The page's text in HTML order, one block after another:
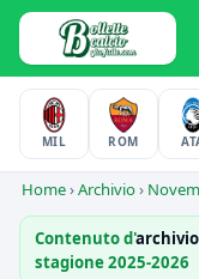
MIL ROM
Home›Archivio›
Contenuto d'archivio
stagione 2025-2026